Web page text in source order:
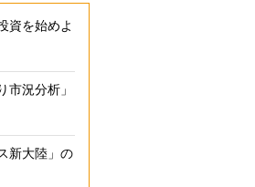
資を始めよ
市況分析」
新大陸」の